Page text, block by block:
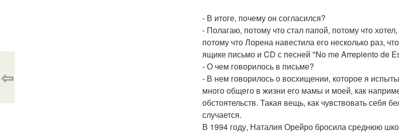
- В итоге, почему он согласился?
- Полагаю, потому что стал папой, потому что
потому что Лорена навестила его несколько раз,
ящике письмо и CD с песней "No me Arrepiento de
- О чем говорилось в письме?
- В нем говорилось о восхищении, которое я
много общего в жизни его мамы и моей, как
обстоятельств. Такая вещь, как чувствовать себя
случается.
В 1994 году, Наталия Орейро бросила среднюю
⇦